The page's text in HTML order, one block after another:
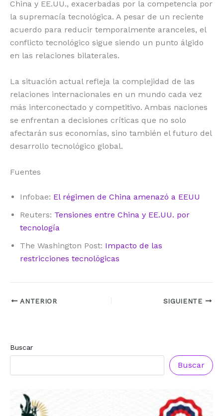
China y EE.UU., exacerbadas por la competencia por
la supremacía tecnológica. A pesar de un reciente
acuerdo para reducir temporalmente aranceles, el
conflicto tecnológico sigue siendo un punto álgido
en las relaciones bilaterales.
La situación actual refleja la complejidad de las
relaciones internacionales en un mundo cada vez
más interconectado y competitivo. Ambas naciones
se enfrentan a decisiones críticas que no solo
afectarán sus economías, sino también el futuro del
desarrollo tecnológico global.
Fuentes
Infobae: El régimen de China amenazó a EEUU
Reuters: Tensiones entre China y EE.UU. por
tecnología
The Washington Post: Impacto de las
restricciones tecnológicas
ANTERIOR SIGUIENTE
Buscar
Buscar